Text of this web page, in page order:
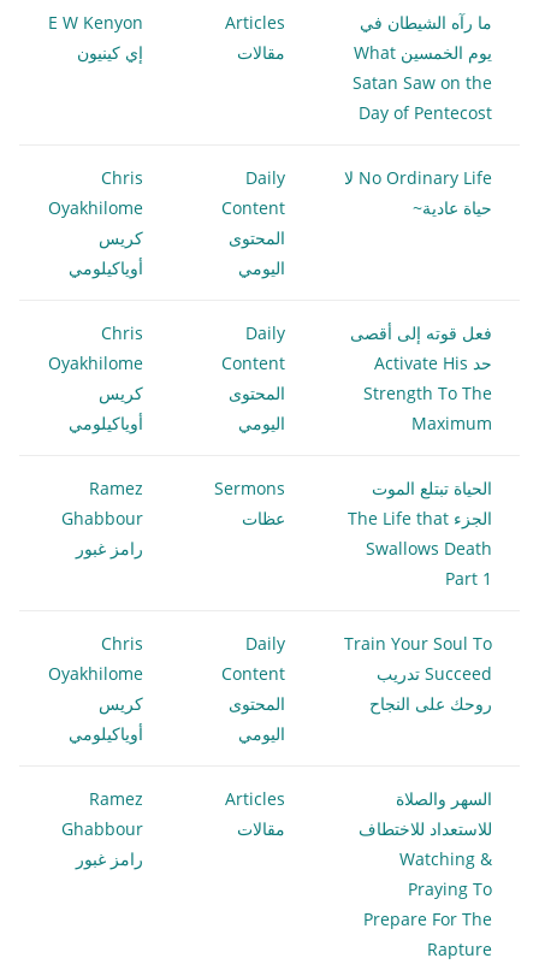
ما رآه الشيطان في
يوم الخمسين What
Satan Saw on the
Day of Pentecost
Articles
مقالات
E W Kenyon
إي كينيون
No Ordinary Life لا
حياة عادية~
Daily
Content
المحتوى
اليومي
Chris
Oyakhilome
كريس
أوياكيلومي
فعل قوته إلى أقصى
حد Activate His
Strength To The
Maximum
Daily
Content
المحتوى
اليومي
Chris
Oyakhilome
كريس
أوياكيلومي
الحياة تبتلع الموت
الجزء The Life that
Swallows Death
Part 1
Sermons
عظات
Ramez
Ghabbour
رامز غبور
Train Your Soul To
Succeed تدريب
روحك على النجاح
Daily
Content
المحتوى
اليومي
Chris
Oyakhilome
كريس
أوياكيلومي
السهر والصلاة
للاستعداد للاختطاف
Watching &
Praying To
Prepare For The
Rapture
Articles
مقالات
Ramez
Ghabbour
رامز غبور